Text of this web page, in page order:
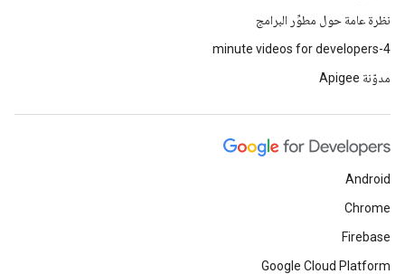
نظرة عامة حول مطوِّر البرامج
4-minute videos for developers
مدوّنة Apigee
Android
Chrome
Firebase
Google Cloud Platform